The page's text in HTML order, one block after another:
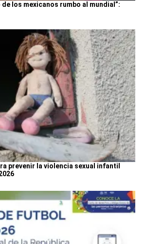
de los mexicanos rumbo al mundial”:
prevenir la violencia sexual infantil